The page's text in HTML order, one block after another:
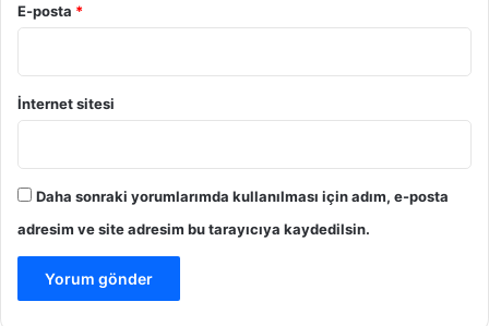
E-posta *
İnternet sitesi
Daha sonraki yorumlarımda kullanılması için adım, e-posta
adresim ve site adresim bu tarayıcıya kaydedilsin.